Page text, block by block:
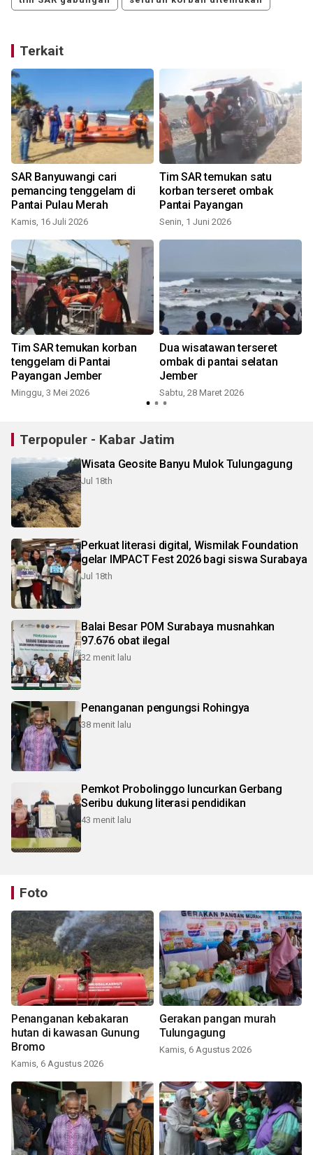
Terkait
SAR Banyuwangi cari
pemancing tenggelam di
Pantai Pulau Merah
Kamis, 16 Juli 2026
Tim SAR temukan satu
korban terseret ombak
Pantai Payangan
Senin, 1 Juni 2026
Tim SAR temukan korban
tenggelam di Pantai
Payangan Jember
Minggu, 3 Mei 2026
Dua wisatawan terseret
ombak di pantai selatan
Jember
Sabtu, 28 Maret 2026
Terpopuler - Kabar Jatim
Wisata Geosite Banyu Mulok Tulungagung
Jul 18th
Perkuat literasi digital, Wismilak Foundation
gelar IMPACT Fest 2026 bagi siswa Surabaya
Jul 18th
Balai Besar POM Surabaya musnahkan
97.676 obat ilegal
32 menit lalu
Penanganan pengungsi Rohingya
38 menit lalu
Pemkot Probolinggo luncurkan Gerbang
Seribu dukung literasi pendidikan
43 menit lalu
Foto
Penanganan kebakaran
hutan di kawasan Gunung
Bromo
Kamis, 6 Agustus 2026
Gerakan pangan murah
Tulungagung
Kamis, 6 Agustus 2026